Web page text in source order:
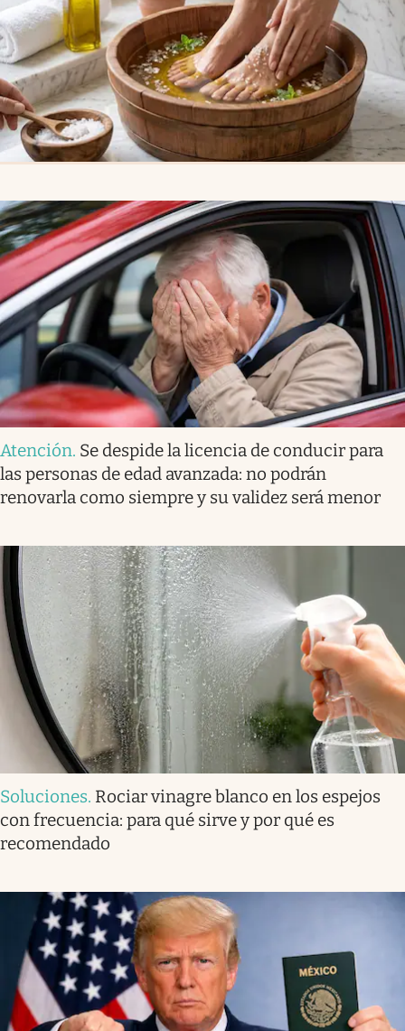
Atención. Se despide la licencia de conducir para
las personas de edad avanzada: no podrán
renovarla como siempre y su validez será menor
Soluciones. Rociar vinagre blanco en los espejos
con frecuencia: para qué sirve y por qué es
recomendado